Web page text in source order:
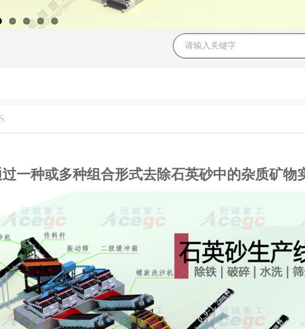
一种或多种组合形式去除石英砂中的杂质矿物